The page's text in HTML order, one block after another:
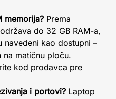
memorija? Prema
do 32 GB RAM-a,
kao dostupni –
na matičnu ploču.
kod prodavca pre
i portovi? Laptop